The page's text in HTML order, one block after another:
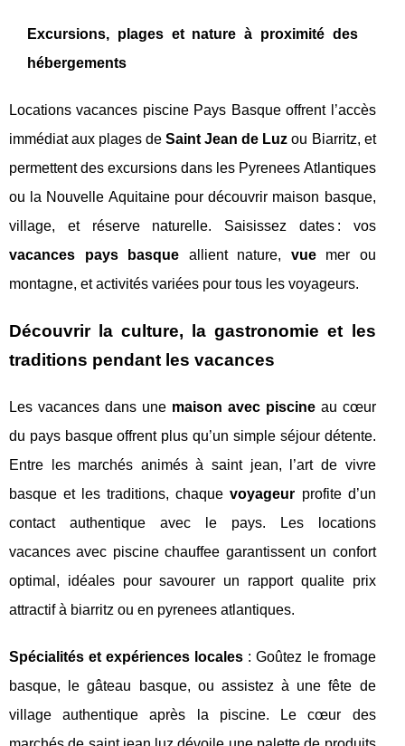
Excursions, plages et nature à proximité des
hébergements
Locations vacances piscine Pays Basque offrent l’accès
immédiat aux plages deSaint Jean de Luz ou Biarritz, et
permettent des excursions dans les Pyrenees Atlantiques
ou la Nouvelle Aquitaine pour découvrir maison basque,
village, et réserve naturelle. Saisissez dates : vos
vacances pays basque allient nature, vuemer ou
montagne, et activités variées pour tous les voyageurs.
Découvrir la culture, la gastronomie et les
traditions pendant les vacances
Les vacances dans une maison avec piscineau cœur
du pays basque offrent plus qu’un simple séjour détente.
Entre les marchés animés à saint jean, l’art de vivre
basque et les traditions, chaquevoyageur profite d’un
contact authentique avec le pays. Les locations
vacances avec piscine chauffee garantissent un confort
optimal, idéales pour savourer un rapport qualite prix
attractif à biarritz ou en pyrenees atlantiques.
Spécialités et expériences locales : Goûtez le fromage
basque, le gâteau basque, ou assistez à une fête de
village authentique après la piscine. Le cœur des